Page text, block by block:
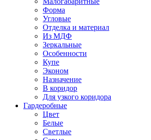
Форма
Угловые
Отделка и материал
Из МДФ
Зеркальные
Особенности
Купе
Эконом
Назначение
В коридор
Для узкого коридора
Гардеробные
Цвет
Белые
Светлые